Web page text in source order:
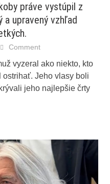
práve vystúpil z
a upravený vzhľad
Comment
vyzeral ako niekto, kto
Jeho vlasy boli
jeho najlepšie črty